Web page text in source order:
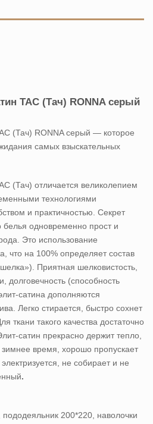
TAC (Тач) RONNA серый
(Тач) RONNA серый — которое
самых взыскательных
(Тач) отличается великолепием
технологиями
и практичностью. Секрет
белья одновременно прост и
Это использование
что на 100% определяет состав
Приятная шелковистость,
долговечность (способность
сатина дополняются
Легко стирается, быстро сохнет
ткани такого качества достаточно
сатин прекрасно держит тепло,
время, хорошо пропускает
не собирает и не
.
200*220, наволочки